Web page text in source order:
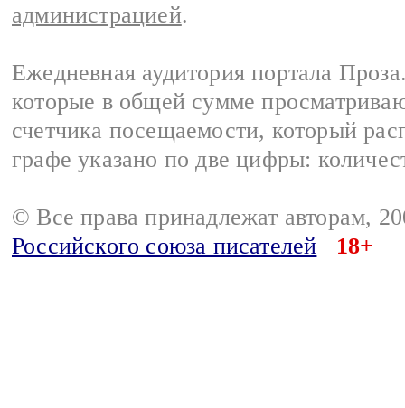
администрацией.
Ежедневная аудитория портала
которые в общей сумме
счетчика посещаемости, который
графе указано по две цифры:
© Все права принадлежат авторам,
Российского союза писателей
18+